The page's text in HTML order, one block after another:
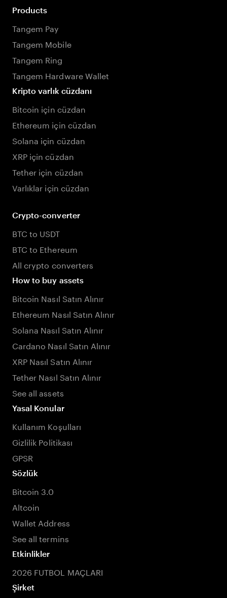
Products
Tangem Pay
Tangem Mobile
Tangem Ring
Tangem Hardware Wallet
Kripto varlık cüzdanı
Bitcoin için cüzdan
Ethereum için cüzdan
Solana için cüzdan
XRP için cüzdan
Tether için cüzdan
Varlıklar için cüzdan
Crypto-converter
BTC to USDT
BTC to Ethereum
All crypto converters
How to buy assets
Bitcoin Nasıl Satın Alınır
Ethereum Nasıl Satın Alınır
Solana Nasıl Satın Alınır
Cardano Nasıl Satın Alınır
XRP Nasıl Satın Alınır
Tether Nasıl Satın Alınır
See all assets
Yasal Konular
Kullanım Koşulları
Gizlilik Politikası
GPSR
Sözlük
Bitcoin 3.0
Altcoin
Wallet Address
See all termins
Etkinlikler
2026 FUTBOL MAÇLARI
Şirket